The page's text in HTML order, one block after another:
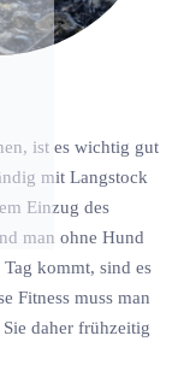
ist es wichtig gut
mit Langstock
Einzug des
man ohne Hund
kommt, sind es
Fitness muss man
daher frühzeitig